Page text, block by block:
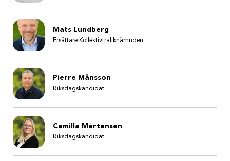
Mats Lundberg
Ersättare Kollektivtrafiknämnden
Pierre Månsson
Riksdagskandidat
Camilla Mårtensen
Riksdagskandidat